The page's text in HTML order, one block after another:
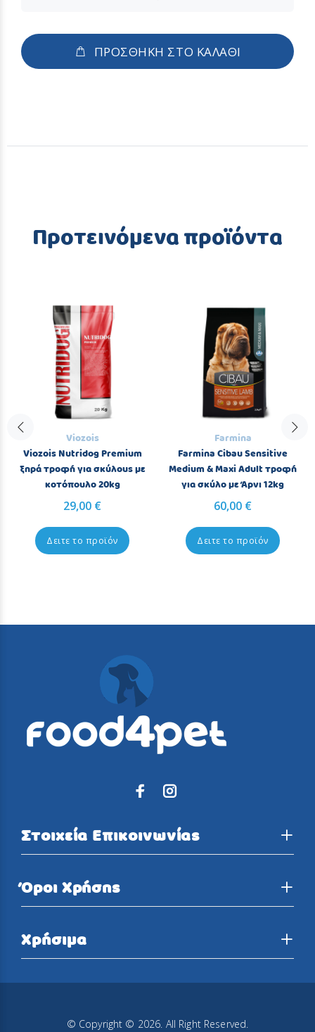
ΠΡΟΣΘΗΚΗ ΣΤΟ ΚΑΛΑΘΙ
Προτεινόμενα προϊόντα
Viozois
Viozois Nutridog Premium
ξηρά τροφή για σκύλους με
κοτόπουλο 20kg
29,00 €
Δειτε το προϊόν
Farmina
Farmina Cibau Sensitive
Medium & Maxi Adult τροφή
για σκύλο με Άρνι 12kg
60,00 €
Δειτε το προϊόν
Στοιχεία Επικοινωνίας
Όροι Χρήσης
Χρήσιμα
© Copyright © 2026. All Right Reserved.